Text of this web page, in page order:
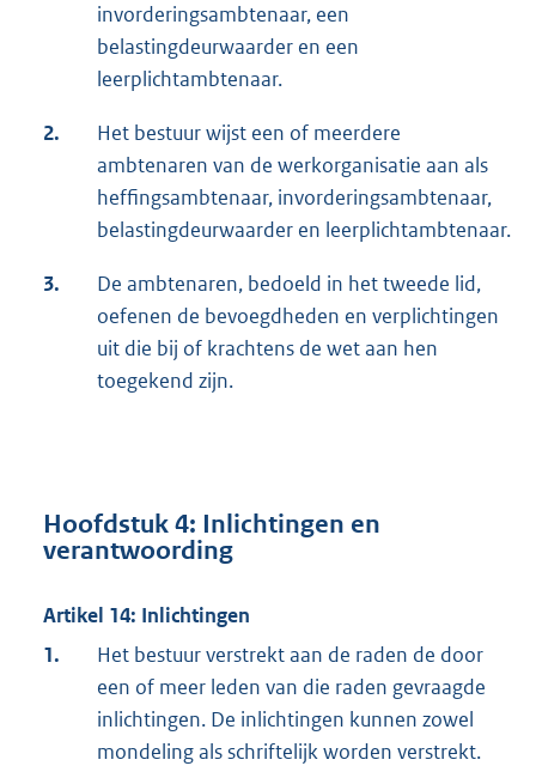
invorderingsambtenaar, een
belastingdeurwaarder en een
leerplichtambtenaar.
2.
Het bestuur wijst een of meerdere
ambtenaren van de werkorganisatie aan als
heffingsambtenaar, invorderingsambtenaar,
belastingdeurwaarder en leerplichtambtenaar.
3.
De ambtenaren, bedoeld in het tweede lid,
oefenen de bevoegdheden en verplichtingen
uit die bij of krachtens de wet aan hen
toegekend zijn.
Hoofdstuk 4: Inlichtingen en
verantwoording
Artikel 14: Inlichtingen
1.
Het bestuur verstrekt aan de raden de door
een of meer leden van die raden gevraagde
inlichtingen. De inlichtingen kunnen zowel
mondeling als schriftelijk worden verstrekt.